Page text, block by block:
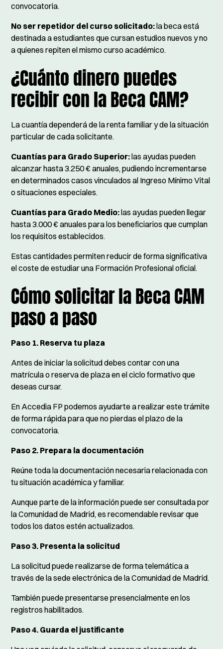
convocatoria.
No ser repetidor del curso solicitado:la beca está
destinada a estudiantes que cursan estudios nuevos y no
a quienes repiten el mismo curso académico.
¿Cuánto dinero puedes
recibir con la Beca CAM?
La cuantía dependerá de la renta familiar y de la situación
particular de cada solicitante.
Cuantías para Grado Superior:las ayudas pueden
alcanzar hasta 3.250 € anuales, pudiendo incrementarse
en determinados casos vinculados al Ingreso Mínimo Vital
o situaciones especiales.
Cuantías para Grado Medio:las ayudas pueden llegar
hasta 3.000 € anuales para los beneficiarios que cumplan
los requisitos establecidos.
Estas cantidades permiten reducir de forma significativa
el coste de estudiar una Formación Profesional oficial.
Cómo solicitar la Beca CAM
paso a paso
Paso 1. Reserva tu plaza
Antes de iniciar la solicitud debes contar con una
matrícula o reserva de plaza en el ciclo formativo que
deseas cursar.
En Accedia FP podemos ayudarte a realizar este trámite
de forma rápida para que no pierdas el plazo de la
convocatoria.
Paso 2. Prepara la documentación
Reúne toda la documentación necesaria relacionada con
tu situación académica y familiar.
Aunque parte de la información puede ser consultada por
la Comunidad de Madrid, es recomendable revisar que
todos los datos estén actualizados.
Paso 3. Presenta la solicitud
La solicitud puede realizarse de forma telemática a
través de la sede electrónica de la Comunidad de Madrid.
También puede presentarse presencialmente en los
registros habilitados.
Paso 4. Guarda el justificante